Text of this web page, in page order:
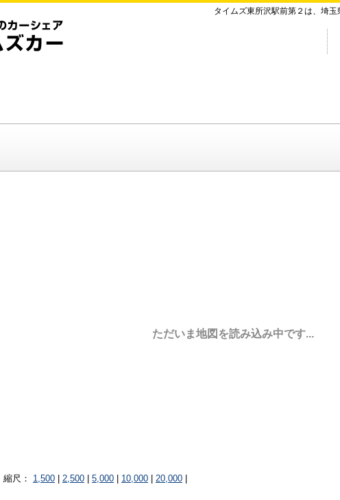
タイムズ東所沢駅前第２は、埼
ただいま地図を読み込み中です...
縮尺： 1,500 2,500 5,000 10,000 20,000